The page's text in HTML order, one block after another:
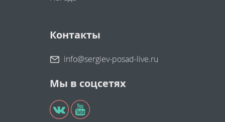
Контакты
info@sergiev-posad-live.ru
Мы в соцсетях